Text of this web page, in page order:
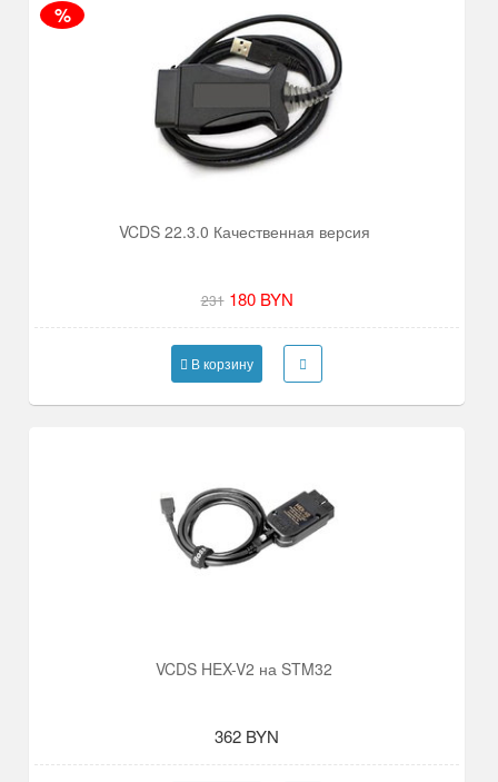
%
VCDS 22.3.0 Качественная версия
231 180 BYN
В корзину
VCDS HEX-V2 на STM32
362 BYN